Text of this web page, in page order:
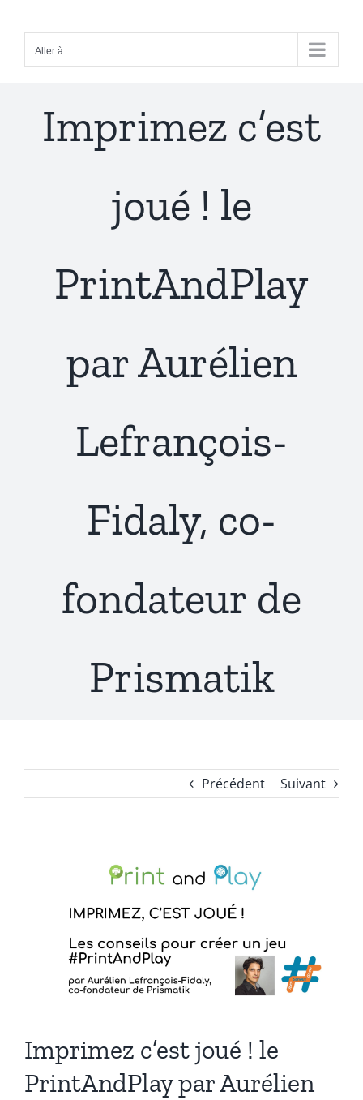
contenuAller à...
Imprimez c’est
joué ! le
PrintAndPlay
par Aurélien
Lefrançois-
Fidaly, co-
fondateur de
Prismatik
Précédent Suivant
Imprimez c’est joué ! le
PrintAndPlay par Aurélien